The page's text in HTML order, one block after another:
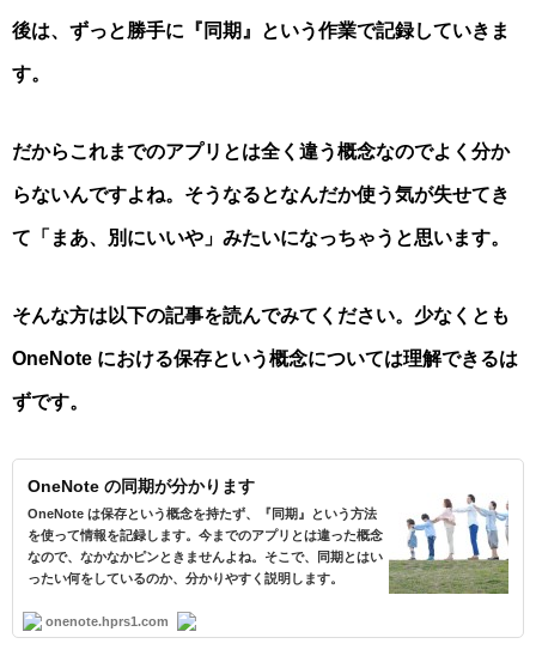
後は、ずっと勝手に『同期』という作業で記録していきま
す。
だからこれまでのアプリとは全く違う概念なのでよく分か
らないんですよね。そうなるとなんだか使う気が失せてき
て「まあ、別にいいや」みたいになっちゃうと思います。
そんな方は以下の記事を読んでみてください。少なくとも
OneNote における保存という概念については理解できるは
ずです。
OneNote の同期が分かります
OneNote は保存という概念を持たず、『同期』という方法
を使って情報を記録します。今までのアプリとは違った概念
なので、なかなかピンときませんよね。そこで、同期とはい
ったい何をしているのか、分かりやすく説明します。
onenote.hprs1.com